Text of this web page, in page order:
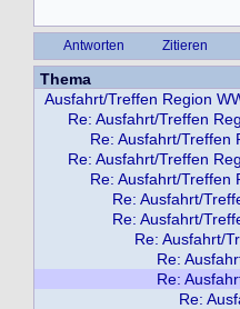
Antworten Zitieren
Thema
Ausfahrt/Treffen Region
Re: Ausfahrt/Treffen
Re: Ausfahrt/Treffen
Re: Ausfahrt/Treffen
Re: Ausfahrt/Treffen
Re: Ausfahrt/
Re: Ausfahrt/
Re: Ausfahrt/
Re:
Re:
Re: